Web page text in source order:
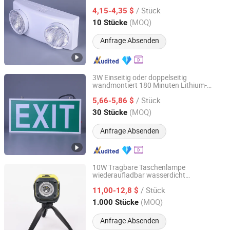
4,15-4,35 $ / Stück
10 Stücke (MOQ)
Anfrage Absenden
Guangdong, China Seit 2024
3W Einseitig oder doppelseitig
wandmontiert 180 Minuten Lithium-
Notausgangsschild Box
5,66-5,86 $ / Stück
30 Stücke (MOQ)
Anfrage Absenden
Jiangmen ZST Lighting Technology Co., Ltd
Guangdong, China Seit 2024
10W Tragbare Taschenlampe
wiederaufladbar wasserdicht
für tragbare Außenarbeiten Inspektion
Hochleistungsarbeitslicht
11,00-12,8 $ / Stück
1.000 Stücke (MOQ)
Anfrage Absenden
Ningbo Brilliant Dragon Electronic Technology Co., Ltd.
Zhejiang, China Seit 2021